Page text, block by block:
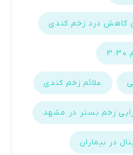
درد زخم کندی
علائم زخم کندی
زخم بستر در مشهد
بیماران